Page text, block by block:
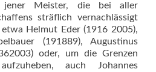
Meister, die bei aller
sträflich vernachlässigt
Helmut Eder (1916 2005),
(191889), Augustinus
oder, um die Grenzen
auch Johannes